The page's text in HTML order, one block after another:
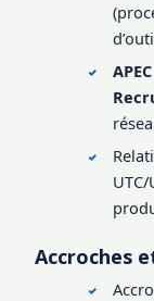
APEC
Accroches